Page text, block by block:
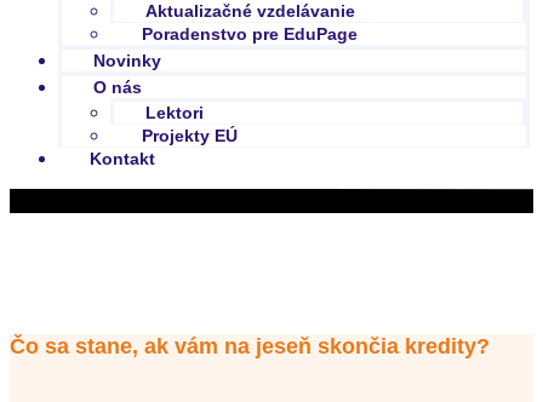
Aktualizačné vzdelávanie
Poradenstvo pre EduPage
Novinky
O nás
Lektori
Projekty EÚ
Kontakt
Čo sa stane, ak vám na jeseň skončia kredity?